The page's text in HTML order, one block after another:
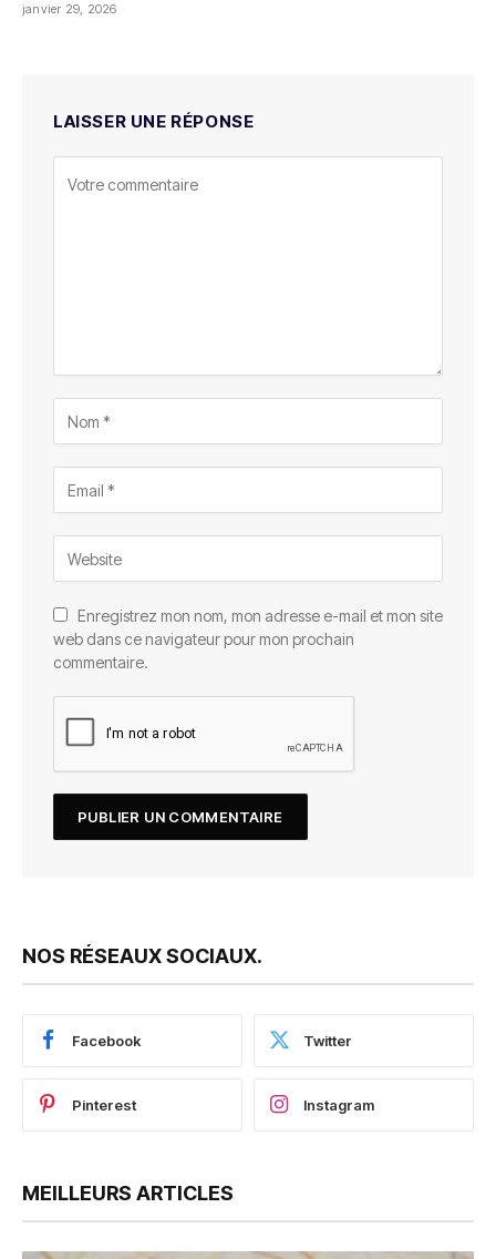
janvier 29, 2026
LAISSER UNE RÉPONSE
Enregistrez mon nom, mon adresse e-mail et mon site
web dans ce navigateur pour mon prochain
commentaire.
NOS RÉSEAUX SOCIAUX.
Facebook Twitter
Pinterest Instagram
MEILLEURS ARTICLES